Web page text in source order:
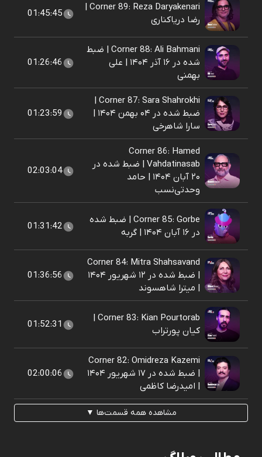
Corner 89: Reza Daryakenari |
رضا دریاکناری
01:45:45
Corner 88: Ali Bahmani | ضبط
شده در ۱۶ آذر ۱۴۰۴ | علی
بهمنی
01:26:46
Corner 87: Sara Shahrokhi |
ضبط شده در ۰۴ بهمن ۱۴۰۴ |
سارا شاهرخی
01:23:59
Corner 86: Hamed
Vahdatinasab | ضبط شده در
۲۰ آبان ۱۴۰۴ | حامد
وحدتی‌نسب
02:03:04
Corner 85: Gorbe | ضبط شده
در ۱۶ آبان ۱۴۰۴ | گربه
01:31:42
Corner 84: Mitra Shahsavand
| ضبط شده در ۱۲ شهریور ۱۴۰۴
| میترا شاهسوند
01:36:56
Corner 83: Kian Pourtorab |
کیان پورتراب
01:52:31
Corner 82: Omidreza Kazemi
| ضبط شده در ۱۷ شهریور ۱۴۰۴
| امیدرضا کاظمی
02:00:06
مشاهده همه قسمت‌ها ▼